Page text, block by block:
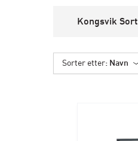
Kongsvik Sort
Sorter etter: Navn